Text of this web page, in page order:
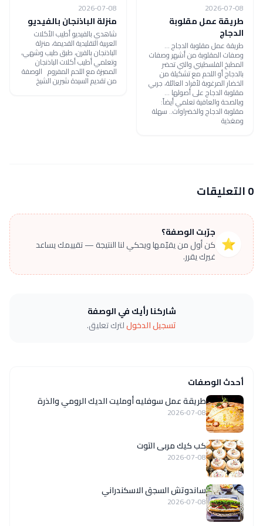
2026-07-08
طريقة عمل مقلوبة
الدجاج
طريقة عمل مقلوبة الدجاج ...
وصفات المقلوبة من أشهر وصفات
المطبخ الفلسطيني والتي تحضر
بالدجاج أو اللحم مع تشكيلة من
الخضار المرغوبة لأفراد العائلة، جربي
مقلوبة الدجاج على أصولها ...
وبالصحة والعافية تعلمي أيضاً:
مقلوبة الدجاج والخضراوات.. سهلة
ومغذية
2026-07-08
منزلة الباذنجان بالفيديو
شاهدي بالفيديو أطيب الأكلات
العربية التقليدية القديمة، منزلة
الباذنجان بالفرن، طبق طيب وشهي،
وتعلمي أطيب أكلات الباذنجان
المميزة مع اللحم المفروم الوصفة
من تقديم السيدة شيرين الشيخ
0 التعليقات
⭐
جرّبت الوصفة؟
كن أول من يقيّمها ويحكي لنا النتيجة — تقييمك يساعد
غيرك يقرر.
شاركنا رأيك في الوصفة
تسجيل الدخوللترك تعليق.
أحدث الوصفات
طريقة عمل سوفليه أومليت الديك الرومي والذرة
2026-07-08
كب كيك مربى التوت
2026-07-08
ساندوتش السجق الاسكندراني
2026-07-08